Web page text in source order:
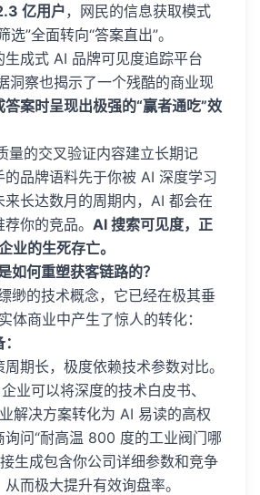
亿用户，网民的信息获取模式
选”全面转向“答案直出”。
生成式 AI 品牌可见度追踪平台
洞察也揭示了一个残酷的商业现
答案时呈现出极强的“赢者通吃”效
量的交叉验证内容建立长期记
品牌语料先于你被 AI 深度学习
长达数月的周期内，AI 都会在
你的竞品。 AI 搜索可见度，正
业的生死存亡。
如何重塑获客链路的？
缈的技术概念，它已经在极其垂
体商业中产生了惊人的转化：
期长，极度依赖技术参数对比。
业可以将深度的技术白皮书、
解决方案转化为 AI 易读的高权
询问“耐高温 800 度的工业阀门哪
生成包含你公司详细参数和竞争
而极大提升有效询盘率。